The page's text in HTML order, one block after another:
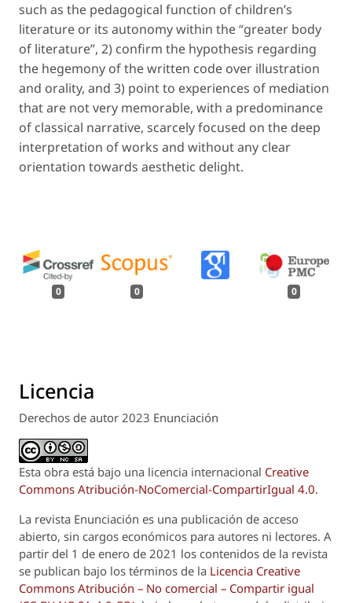
such as the pedagogical function of children’s
literature or its autonomy within the “greater body
of literature”, 2) confirm the hypothesis regarding
the hegemony of the written code over illustration
and orality, and 3) point to experiences of mediation
that are not very memorable, with a predominance
of classical narrative, scarcely focused on the deep
interpretation of works and without any clear
orientation towards aesthetic delight.
0 0 0
Licencia
Derechos de autor 2023 Enunciación
Esta obra está bajo una licencia internacional Creative
Commons Atribución-NoComercial-CompartirIgual 4.0.
La revista Enunciación es una publicación de acceso
abierto, sin cargos económicos para autores ni lectores. A
partir del 1 de enero de 2021 los contenidos de la revista
se publican bajo los términos de la Licencia Creative
Commons Atribución – No comercial – Compartir igual